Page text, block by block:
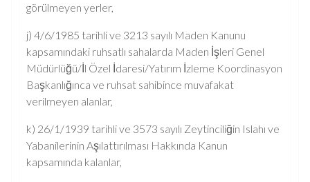
görülmeyen yerler,
j) 4/6/1985 tarihli ve 3213 sayılı Maden Kanunu
kapsamındaki ruhsatlı sahalarda Maden İşleri Genel
Müdürlüğü/İl Özel İdaresi/Yatırım İzleme Koordinasyon
Başkanlığınca ve ruhsat sahibince muvafakat
verilmeyen alanlar,
k) 26/1/1939 tarihli ve 3573 sayılı Zeytinciliğin Islahı ve
Yabanilerinin Aşılattırılması Hakkında Kanun
kapsamında kalanlar,